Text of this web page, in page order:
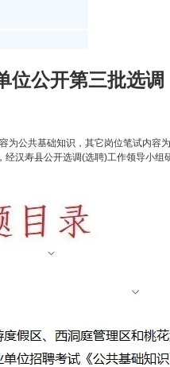
位公开第三批选
为公共基础知识，其它岗位笔试内
汉寿县公开选调(选聘)工作领导小组